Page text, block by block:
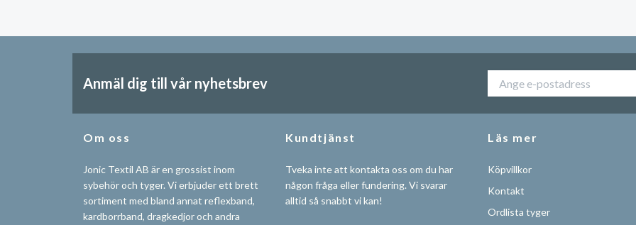
Anmäl dig till vår nyhetsbrev
Om oss
Jonic Textil AB är en grossist inom
sybehör och tyger. Vi erbjuder ett brett
sortiment med bland annat reflexband,
kardborrband, dragkedjor och andra
Kundtjänst
Tveka inte att kontakta oss om du har
någon fråga eller fundering. Vi svarar
alltid så snabbt vi kan!
Läs mer
Köpvillkor
Kontakt
Ordlista tyger